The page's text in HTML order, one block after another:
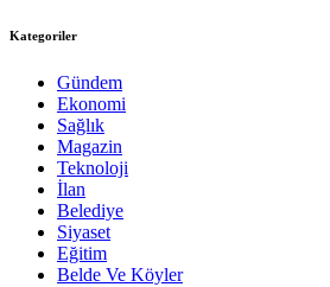
Kategoriler
Gündem
Ekonomi
Sağlık
Magazin
Teknoloji
İlan
Belediye
Siyaset
Eğitim
Belde Ve Köyler